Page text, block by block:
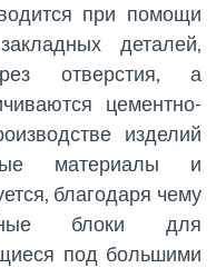
при помощи
деталей,
отверстия, а
цементно-
изделий
материалы и
благодаря чему
блоки для
под большими